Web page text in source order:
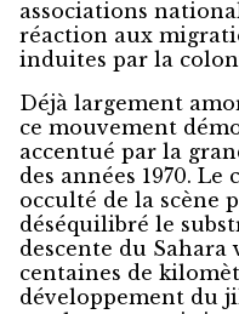
associations
réaction aux
induites par la
Déjà largement
ce mouvement
accentué par la
des années 1970.
occulté de la scène
déséquilibré le
descente du Sahara
centaines de
développement du